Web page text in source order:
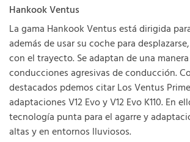
Hankook Ventus
La gama Hankook Ventus está dirigida
además de usar su coche para
con el trayecto. Se adaptan de una
conducciones agresivas de conducción.
destacados pdemos citar Los Ventus
adaptaciones V12 Evo y V12 Evo K110. En
tecnología punta para el agarre y
altas y en entornos lluviosos.